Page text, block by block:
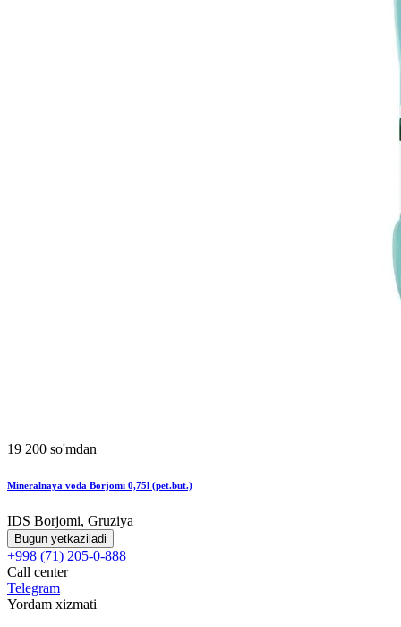
19 200 so'mdan
Mineralnaya voda Borjomi 0,75l (pet.but.)
IDS Borjomi, Gruziya
Bugun yetkaziladi
+998 (71) 205-0-888
Call center
Telegram
Yordam xizmati